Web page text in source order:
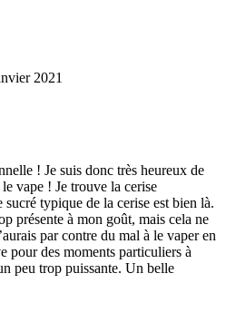
2021
! Je suis donc très heureux de
vape ! Je trouve la cerise
typique de la cerise est bien là.
présente à mon goût, mais cela ne
par contre du mal à le vaper en
pour des moments particuliers à
peu trop puissante. Un belle